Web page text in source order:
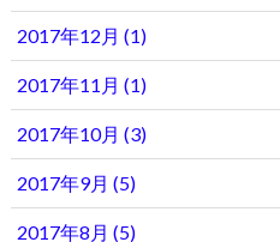
2017年12月 (1)
2017年11月 (1)
2017年10月 (3)
2017年9月 (5)
2017年8月 (5)